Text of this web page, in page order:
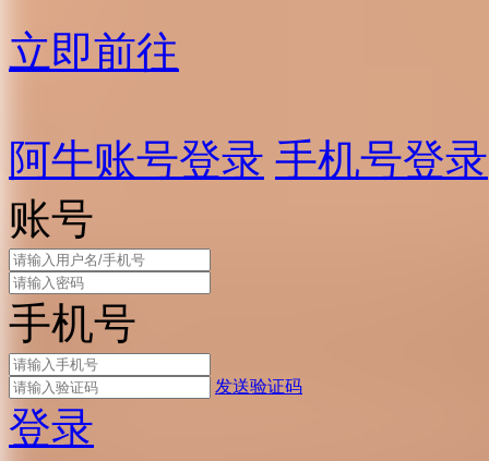
立即前往
阿牛账号登录 手机号登录
账号
手机号
发送验证码
登录